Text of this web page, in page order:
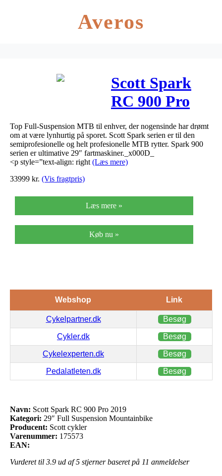
Averos
Scott Spark
RC 900 Pro
2019
Top Full-Suspension MTB til enhver, der nogensinde har drømt
om at være lynhurtig på sporet. Scott Spark serien er til den
semiprofesionelle og helt profesionelle MTB rytter. Spark 900
serien er ultimative 29″ fartmaskiner._x000D_
<p style=”text-align: right (Læs mere)
33999 kr. (Vis fragtpris)
Læs mere »
Køb nu »
Webshop Link
Cykelpartner.dk Besøg
Cykler.dk Besøg
Cykelexperten.dk Besøg
Pedalatleten.dk Besøg
Navn: Scott Spark RC 900 Pro 2019
Kategori: 29″ Full Suspension Mountainbike
Producent: Scott cykler
Varenummer: 175573
EAN:
Vurderet til 3.9 ud af 5 stjerner baseret på 11 anmeldelser